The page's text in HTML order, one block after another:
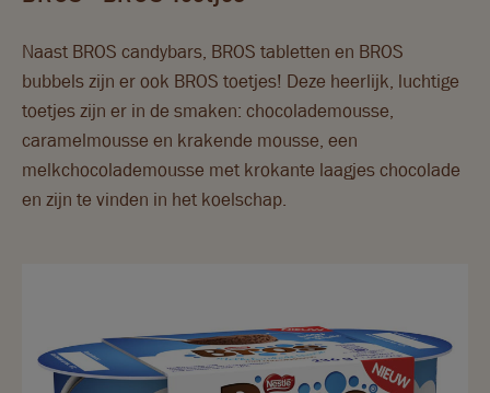
Naast BROS candybars, BROS tabletten en BROS
bubbels zijn er ook BROS toetjes! Deze heerlijk, luchtige
toetjes zijn er in de smaken: chocolademousse,
caramelmousse en krakende mousse, een
melkchocolademousse met krokante laagjes chocolade
en zijn te vinden in het koelschap.